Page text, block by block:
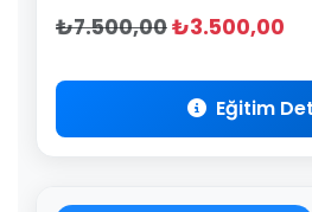
₺7.500,00₺3.500,00
Eğitim